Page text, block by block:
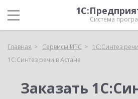
Система
Главная Сервисы ИТС
1С:Синтез речи
1С:Синтез речи в Астане
Заказать